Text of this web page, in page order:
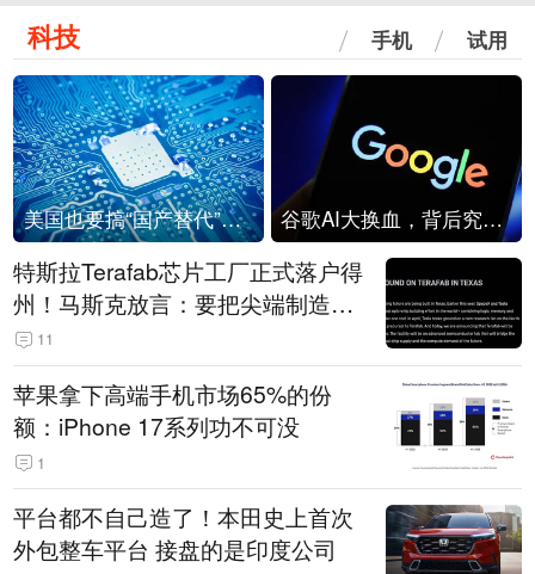
科技 手机 试用
美国也要搞“国产替代”？先算清三笔账 谷歌AI大换血，背后究竟发生了什么？
特斯拉Terafab芯片工厂正式落户得
州！马斯克放言：要把尖端制造带
回美国
11
苹果拿下高端手机市场65%的份
额：iPhone 17系列功不可没
1
平台都不自己造了！本田史上首次
外包整车平台 接盘的是印度公司